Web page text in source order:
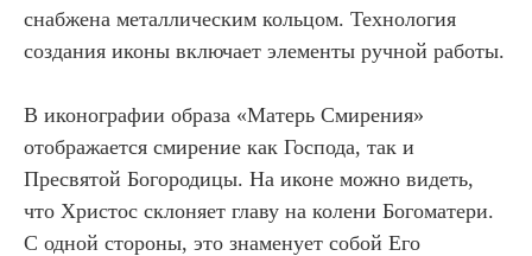
снабжена металлическим кольцом. Технология
создания иконы включает элементы ручной работы.
В иконографии образа «Матерь Смирения»
отображается смирение как Господа, так и
Пресвятой Богородицы. На иконе можно видеть,
что Христос склоняет главу на колени Богоматери.
С одной стороны, это знаменует собой Его